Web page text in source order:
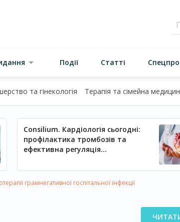
Події Статті
та гінекологія Терапія та сімейна
Consilium. Кардіологія сьогодні:
профілактика тромбозів та
ефективна регуляція
грамнегативної госпітальної інфекції